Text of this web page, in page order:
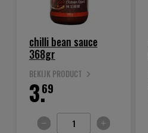
chilli bean sauce
368gr
BEKIJK PRODUCT
69
3.